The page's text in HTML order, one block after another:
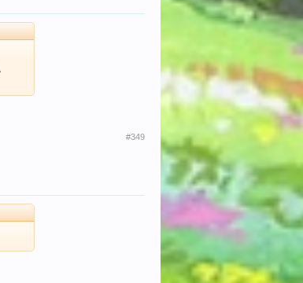
#349